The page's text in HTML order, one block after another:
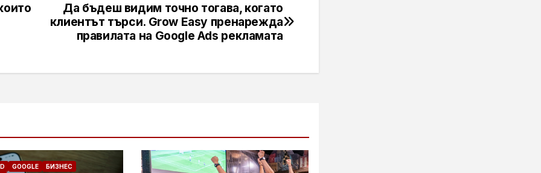
Да бъдеш видим точно тогава, когато
клиентът търси. Grow Easy пренарежда
правилата на Google Ads рекламата
GOOGLE
БИЗНЕС